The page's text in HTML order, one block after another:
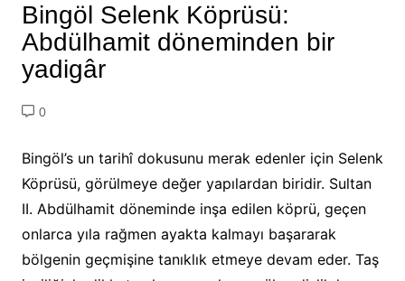
Bingöl Selenk Köprüsü:
Abdülhamit döneminden bir
yadigâr
0
Bingöl’s un tarihî dokusunu merak edenler için Selenk
Köprüsü, görülmeye değer yapılardan biridir. Sultan
II. Abdülhamit döneminde inşa edilen köprü, geçen
onlarca yıla rağmen ayakta kalmayı başararak
bölgenin geçmişine tanıklık etmeye devam eder. Taş